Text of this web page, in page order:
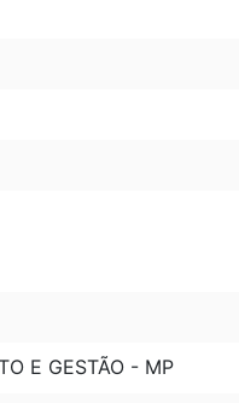
E GESTÃO - MP